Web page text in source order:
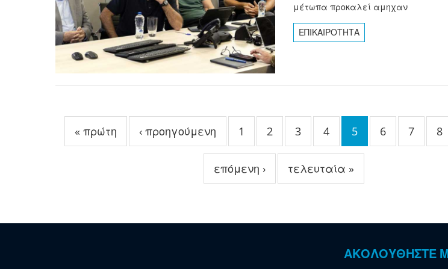
μέτωπα προκαλεί αμηχαν
ΕΠΙΚΑΙΡΟΤΗΤΑ
« πρώτη ‹ προηγούμενη 1 2 3 4 5 6 7 8
επόμενη › τελευταία »
ΑΚΟΛΟΥΘΗΣΤΕ